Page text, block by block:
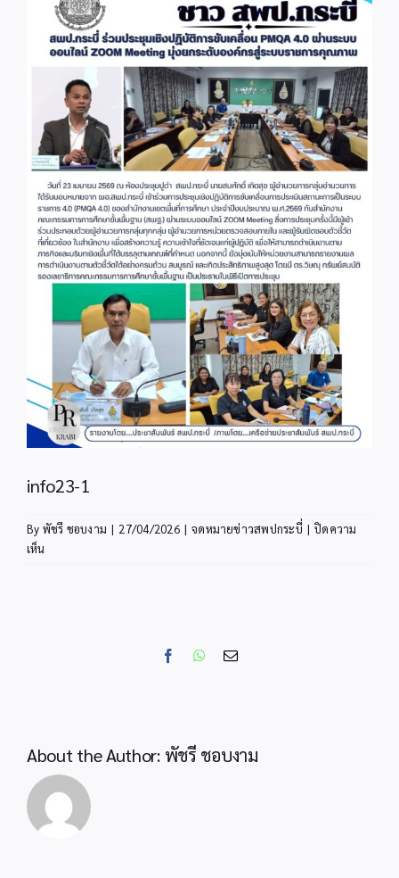
Image
info23-1
By พัชรี ชอบงาม | 27/04/2026 | จดหมายข่าวสพปกระบี่ | ปิดความ
เห็น
FacebookWhatsApp
Email
About the Author: พัชรี ชอบงาม